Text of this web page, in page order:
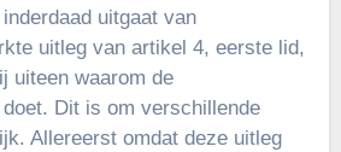
uitgaat van
uitleg van artikel 4, eerste lid,
uiteen waarom de
Dit is om verschillende
Allereerst omdat deze uitleg